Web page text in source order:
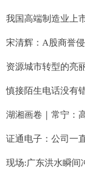
我国高端制造业上
资源城市转型的亮
慎接陌生电话没有
湖湘画卷｜常宁：
现场:广东洪水瞬间